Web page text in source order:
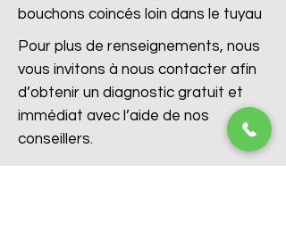
bouchons coincés loin dans le tuyau
Pour plus de renseignements, nous
vous invitons à nous contacter afin
d’obtenir un diagnostic gratuit et
immédiat avec l’aide de nos
conseillers.